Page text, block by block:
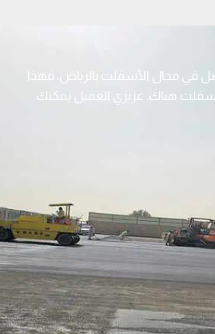
في مجال الأسفلت بالرياض، فهذا
هناك. عزيزي العميل يمكنك